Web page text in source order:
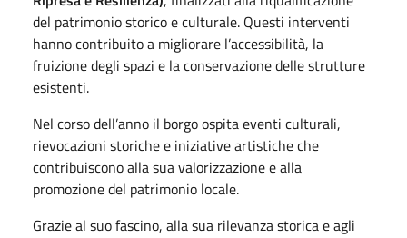
del patrimonio storico e culturale. Questi interventi
hanno contribuito a migliorare l’accessibilità, la
fruizione degli spazi e la conservazione delle strutture
esistenti.
Nel corso dell’anno il borgo ospita eventi culturali,
rievocazioni storiche e iniziative artistiche che
contribuiscono alla sua valorizzazione e alla
promozione del patrimonio locale.
Grazie al suo fascino, alla sua rilevanza storica e agli